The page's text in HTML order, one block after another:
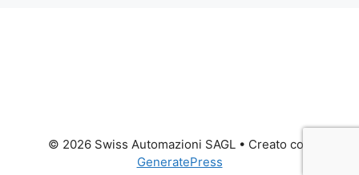
© 2026 Swiss Automazioni SAGL • Creato con
GeneratePress